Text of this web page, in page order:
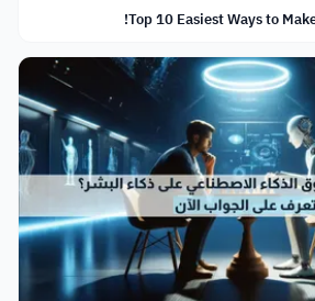
Top 10 Easiest Ways to